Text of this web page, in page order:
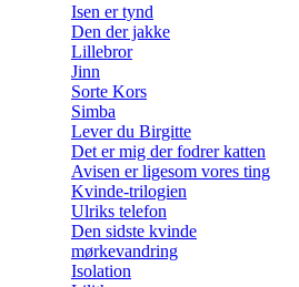
Isen er tynd
Den der jakke
Lillebror
Jinn
Sorte Kors
Simba
Lever du Birgitte
Det er mig der fodrer katten
Avisen er ligesom vores ting
Kvinde-trilogien
Ulriks telefon
Den sidste kvinde
mørkevandring
Isolation